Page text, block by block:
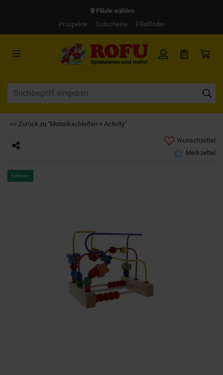
Filiale wählen
Prospekte
Gutscheine Filialfinder
<< Zurück zu "Motorikschleifen + Activity"
Wunschzettel
Merkzettel
Exklusiv